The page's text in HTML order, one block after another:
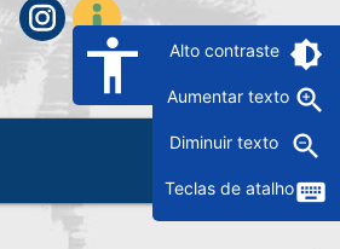
accessibility Alto contraste brightness_6
Aumentar texto zoom_in
Diminuir texto zoom_out
Teclas de atalhokeyboard